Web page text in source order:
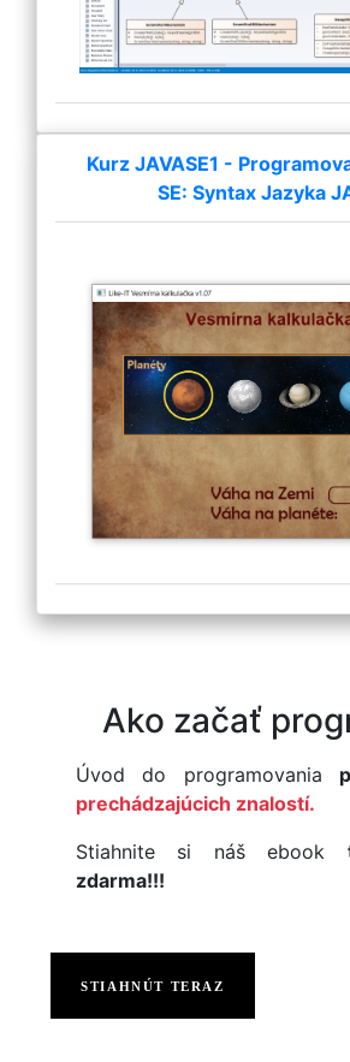
Kurz JAVASE1 -
SE: Syntax Jazyka
Ako začať
Úvod do programovania
prechádzajúcich znalostí.
Stiahnite si náš ebook
zdarma!!!
STIAHNÚT TERAZ